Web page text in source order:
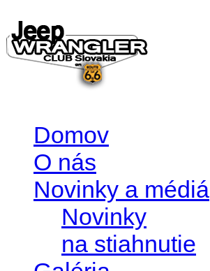
Domov
O nás
Novinky a médiá
Novinky
na stiahnutie